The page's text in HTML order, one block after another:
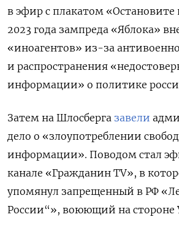
в эфир с плакатом «Остановите
2023 года зампреда «Яблока»
«иноагентов» из-за
и распространения
информации» о политике
Затем на Шлосберга завели
дело о «злоупотреблении
информации». Поводом стал
канале «Гражданин TV», в
упомянул запрещенный в РФ
России“», воюющий на стороне